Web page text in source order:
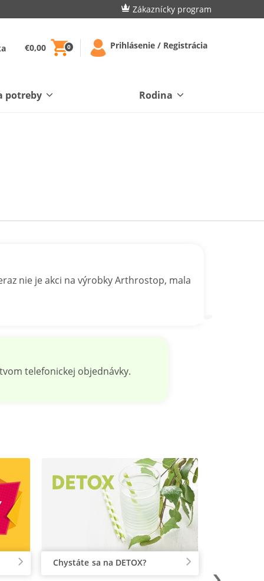
Zákaznícky program
€0,00 0 Prihlásenie / Registrácia
potreby Rodina
nie je akci na výrobky Arthrostop, mala
telefonickej objednávky.
Chystáte sa na DETOX?